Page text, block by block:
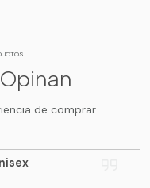
de comprar